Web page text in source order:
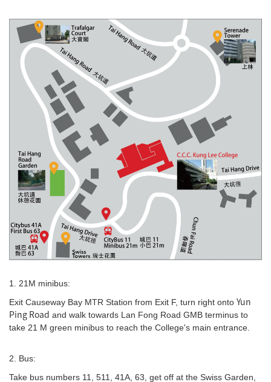
1. 21M minibus:
Exit Causeway Bay MTR Station from Exit F, turn right onto Yun
Ping Road and walk towards Lan Fong Road GMB terminus to
take 21 M green minibus to reach the College's main entrance.
2. Bus:
Take bus numbers 11, 511, 41A, 63, get off at the Swiss Garden,